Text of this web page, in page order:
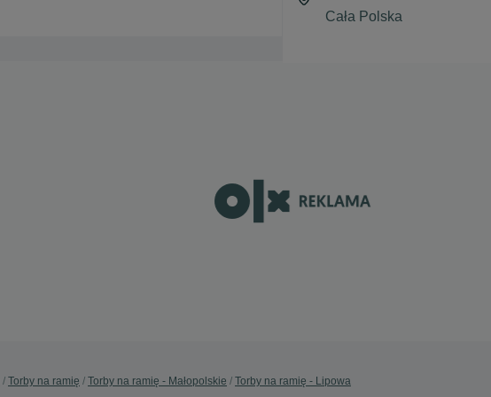
Torby na ramię Torby na ramię - Małopolskie Torby na ramię - Lipowa